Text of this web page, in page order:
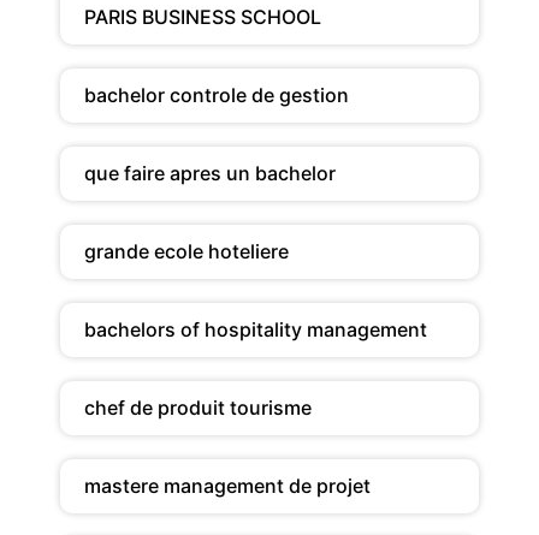
PARIS BUSINESS SCHOOL
bachelor controle de gestion
que faire apres un bachelor
grande ecole hoteliere
bachelors of hospitality management
chef de produit tourisme
mastere management de projet